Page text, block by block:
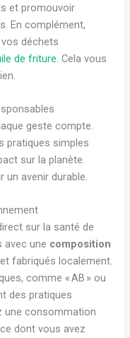
et promouvoir
En complément,
déchets
de friture. Cela vous
geste compte.
pratiques simples
sur la planète.
un avenir durable.
sur la santé de
avec une composition
et fabriqués localement.
comme « AB » ou
des pratiques
une consommation
dont vous avez